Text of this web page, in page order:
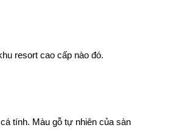
resort cao cấp nào đó.
tính. Màu gỗ tự nhiên của sàn